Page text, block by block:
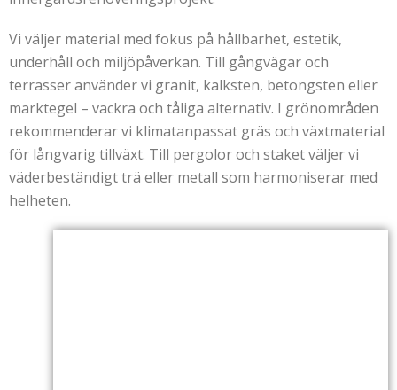
Vi väljer material med fokus på hållbarhet, estetik,
underhåll och miljöpåverkan. Till gångvägar och
terrasser använder vi granit, kalksten, betongsten eller
marktegel – vackra och tåliga alternativ. I grönområden
rekommenderar vi klimatanpassat gräs och växtmaterial
för långvarig tillväxt. Till pergolor och staket väljer vi
väderbeständigt trä eller metall som harmoniserar med
helheten.